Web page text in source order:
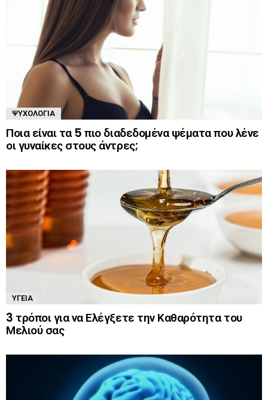
ΨΥΧΟΛΟΓΊΑ
Ποια είναι τα 5 πιο διαδεδομένα ψέματα που λένε
οι γυναίκες στους άντρες;
ΥΓΕΊΑ
3 τρόποι για να Ελέγξετε την Καθαρότητα του
Μελιού σας